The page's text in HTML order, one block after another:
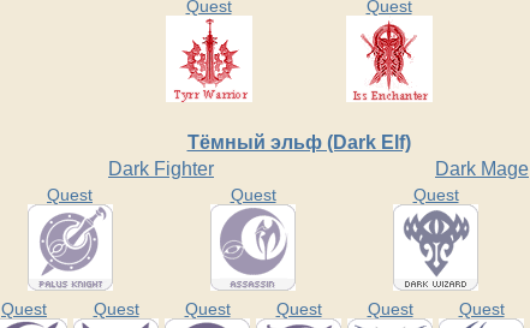
Quest Quest
Тёмный эльф (Dark Elf)
Dark Fighter
Dark Mage
Quest Quest Quest
Quest Quest Quest Quest Quest Quest